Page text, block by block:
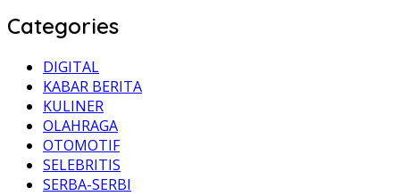
Categories
DIGITAL
KABAR BERITA
KULINER
OLAHRAGA
OTOMOTIF
SELEBRITIS
SERBA-SERBI